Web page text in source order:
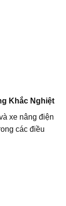
Khắc Nghiệt
xe nâng điện
các điều